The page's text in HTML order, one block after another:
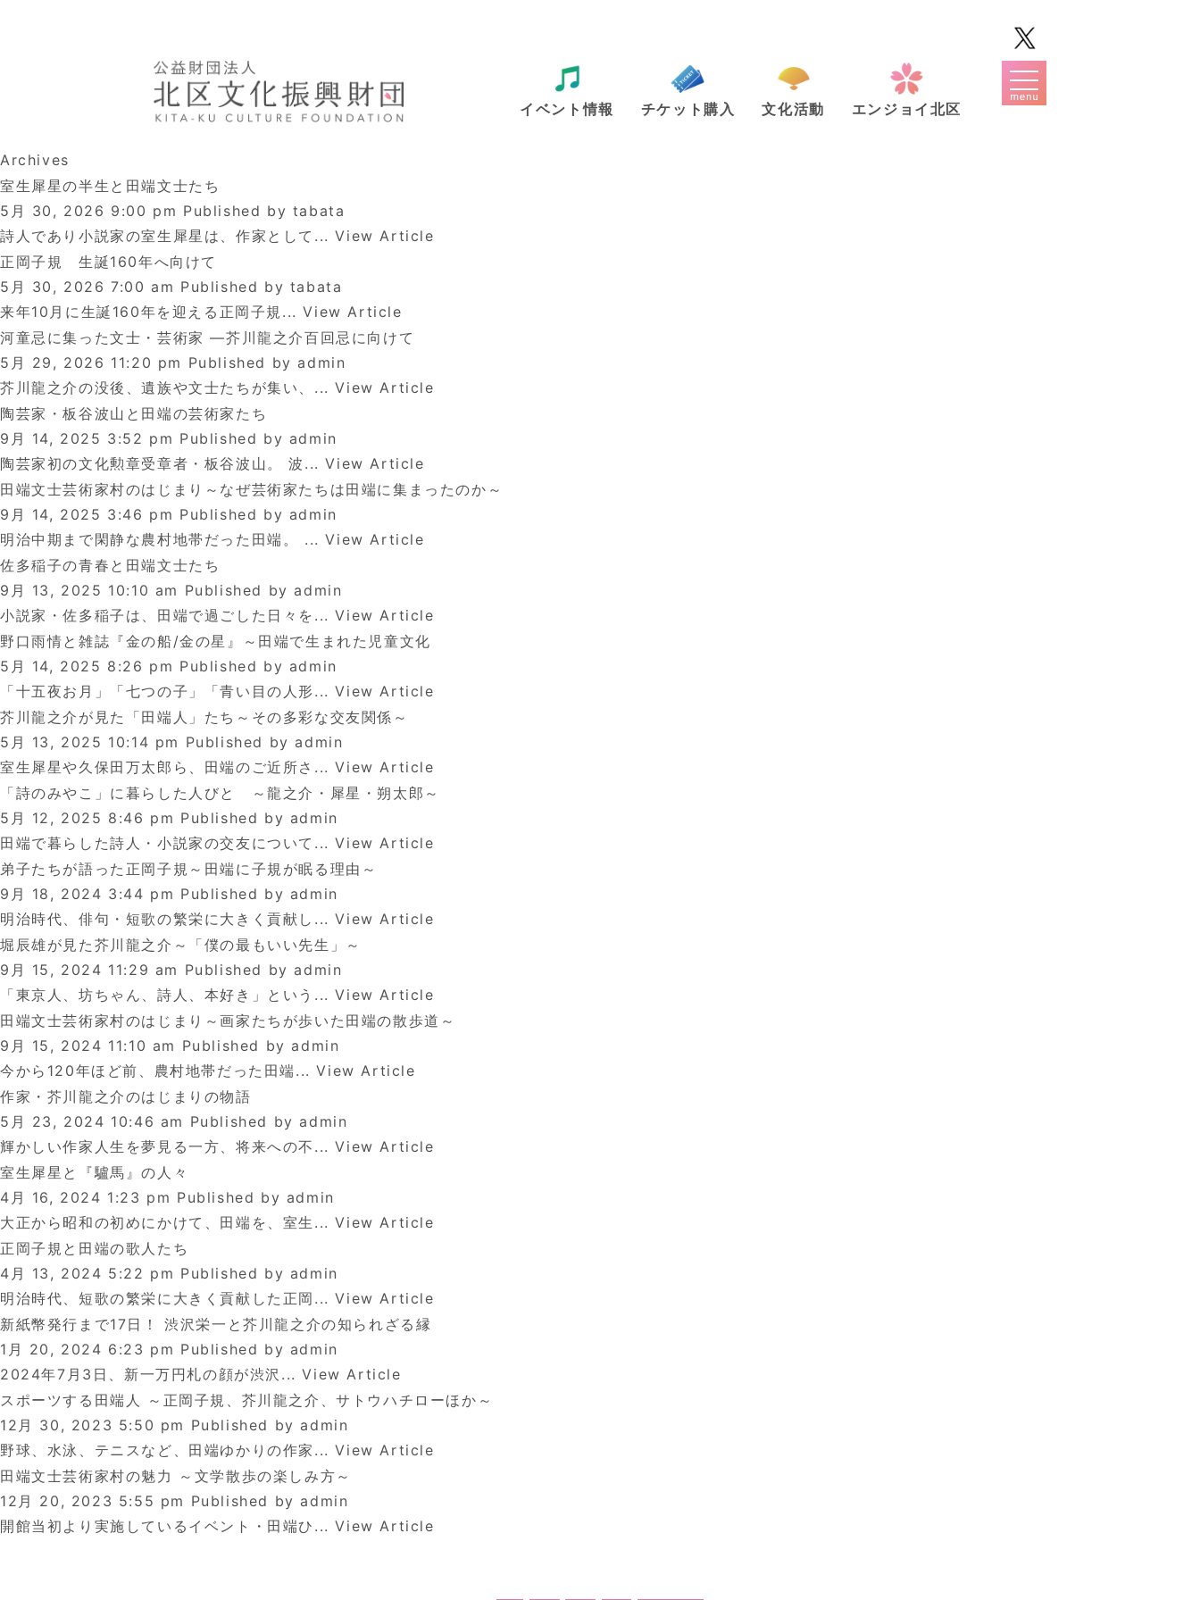
イベント情報 チケット購入 文化活動 エンジョイ北区
Archives
室生犀星の半生と田端文士たち
5月 30, 2026 9:00 pm Published by tabata
詩人であり小説家の室生犀星は、作家として...View Article
正岡子規 生誕160年へ向けて
5月 30, 2026 7:00 am Published by tabata
来年10月に生誕160年を迎える正岡子規...View Article
河童忌に集った文士・芸術家 ―芥川龍之介百回忌に向けて
5月 29, 2026 11:20 pm Published by admin
芥川龍之介の没後、遺族や文士たちが集い、...View Article
陶芸家・板谷波山と田端の芸術家たち
9月 14, 2025 3:52 pm Published by admin
陶芸家初の文化勲章受章者・板谷波山。 波...View Article
田端文士芸術家村のはじまり～なぜ芸術家たちは田端に集まったのか～
9月 14, 2025 3:46 pm Published by admin
明治中期まで閑静な農村地帯だった田端。 ...View Article
佐多稲子の青春と田端文士たち
9月 13, 2025 10:10 am Published by admin
小説家・佐多稲子は、田端で過ごした日々を...View Article
野口雨情と雑誌『金の船/金の星』～田端で生まれた児童文化
5月 14, 2025 8:26 pm Published by admin
「十五夜お月」「七つの子」「青い目の人形...View Article
芥川龍之介が見た「田端人」たち～その多彩な交友関係～
5月 13, 2025 10:14 pm Published by admin
室生犀星や久保田万太郎ら、田端のご近所さ...View Article
「詩のみやこ」に暮らした人びと ～龍之介・犀星・朔太郎～
5月 12, 2025 8:46 pm Published by admin
田端で暮らした詩人・小説家の交友について...View Article
弟子たちが語った正岡子規～田端に子規が眠る理由～
9月 18, 2024 3:44 pm Published by admin
明治時代、俳句・短歌の繁栄に大きく貢献し...View Article
堀辰雄が見た芥川龍之介～「僕の最もいい先生」～
9月 15, 2024 11:29 am Published by admin
「東京人、坊ちゃん、詩人、本好き」という...View Article
田端文士芸術家村のはじまり～画家たちが歩いた田端の散歩道～
9月 15, 2024 11:10 am Published by admin
今から120年ほど前、農村地帯だった田端...View Article
作家・芥川龍之介のはじまりの物語
5月 23, 2024 10:46 am Published by admin
輝かしい作家人生を夢見る一方、将来への不...View Article
室生犀星と『驢馬』の人々
4月 16, 2024 1:23 pm Published by admin
大正から昭和の初めにかけて、田端を、室生...View Article
正岡子規と田端の歌人たち
4月 13, 2024 5:22 pm Published by admin
明治時代、短歌の繁栄に大きく貢献した正岡...View Article
新紙幣発行まで17日！ 渋沢栄一と芥川龍之介の知られざる縁
1月 20, 2024 6:23 pm Published by admin
2024年7月3日、新一万円札の顔が渋沢...View Article
スポーツする田端人 ～正岡子規、芥川龍之介、サトウハチローほか～
12月 30, 2023 5:50 pm Published by admin
野球、水泳、テニスなど、田端ゆかりの作家...View Article
田端文士芸術家村の魅力 ～文学散歩の楽しみ方～
12月 20, 2023 5:55 pm Published by admin
開館当初より実施しているイベント・田端ひ...View Article